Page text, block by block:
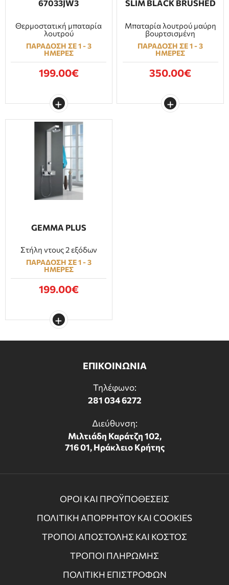
67033JW3
Θερμοστατική μπαταρία
λουτρού
ΠΑΡΑΔΟΣΗ ΣΕ 1 - 3
ΗΜΕΡΕΣ
199.00€
SLIM BLACK BRUSHED
Μπαταρία λουτρού μαύρη
βουρτσισμένη
ΠΑΡΑΔΟΣΗ ΣΕ 1 - 3
ΗΜΕΡΕΣ
350.00€
GEMMA PLUS
Στήλη ντους 2 εξόδων
ΠΑΡΑΔΟΣΗ ΣΕ 1 - 3
ΗΜΕΡΕΣ
199.00€
ΕΠΙΚΟΙΝΩΝΙΑ
Τηλέφωνο:
281 034 6272
Διεύθυνση:
Μιλτιάδη Καράτζη 102,
716 01, Ηράκλειο Κρήτης
ΟΡΟΙ ΚΑΙ ΠΡΟΫΠΟΘΕΣΕΙΣ
ΠΟΛΙΤΙΚΗ ΑΠΟΡΡΗΤΟΥ ΚΑΙ COOKIES
ΤΡΟΠΟΙ ΑΠΟΣΤΟΛΗΣ ΚΑΙ ΚΟΣΤΟΣ
ΤΡΟΠΟΙ ΠΛΗΡΩΜΗΣ
ΠΟΛΙΤΙΚΗ ΕΠΙΣΤΡΟΦΩΝ